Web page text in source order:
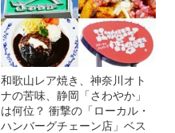
和歌山レア焼き、神奈川オト
ナの苦味、静岡「さわやか」
は何位？ 衝撃の「ローカル・
ハンバーグチェーン店」ベス